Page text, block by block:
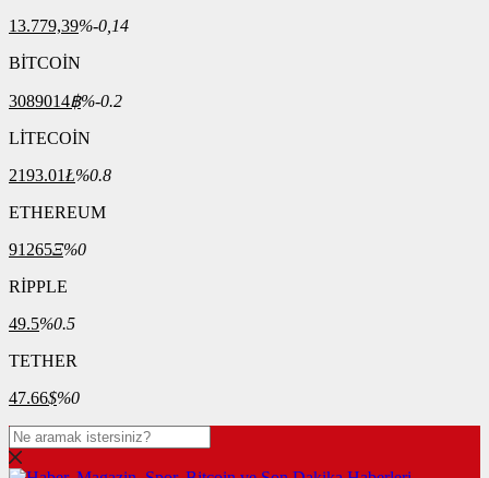
13.779,39%-0,14
BİTCOİN
3089014฿%-0.2
LİTECOİN
2193.01Ł%0.8
ETHEREUM
91265Ξ%0
RİPPLE
49.5%0.5
TETHER
47.66$%0